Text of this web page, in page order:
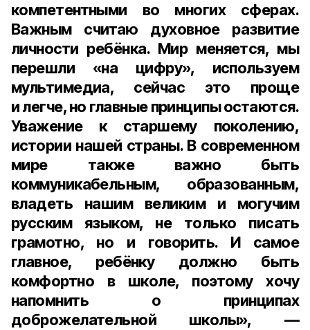
компетентными во многих сферах.
Важным считаю духовное развитие
личности ребёнка. Мир меняется, мы
перешли «на цифру», используем
мультимедиа, сейчас это проще
и легче, но главные принципы остаются.
Уважение к старшему поколению,
истории нашей страны. В современном
мире также важно быть
коммуникабельным, образованным,
владеть нашим великим и могучим
русским языком, не только писать
грамотно, но и говорить. И самое
главное, ребёнку должно быть
комфортно в школе, поэтому хочу
напомнить о принципах
доброжелательной школы», —